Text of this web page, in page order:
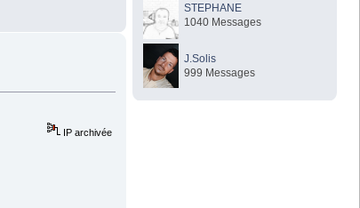
IP archivée
STEPHANE
1040 Messages
J.Solis
999 Messages